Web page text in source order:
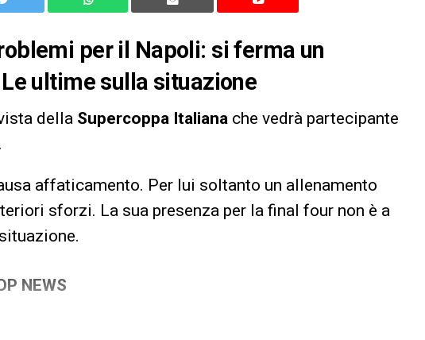
per il Napoli: si ferma un
ultime sulla situazione
della Supercoppa Italiana che vedrà partecipante
.
affaticamento. Per lui soltanto un allenamento
sforzi. La sua presenza per la final four non è a
NEWS